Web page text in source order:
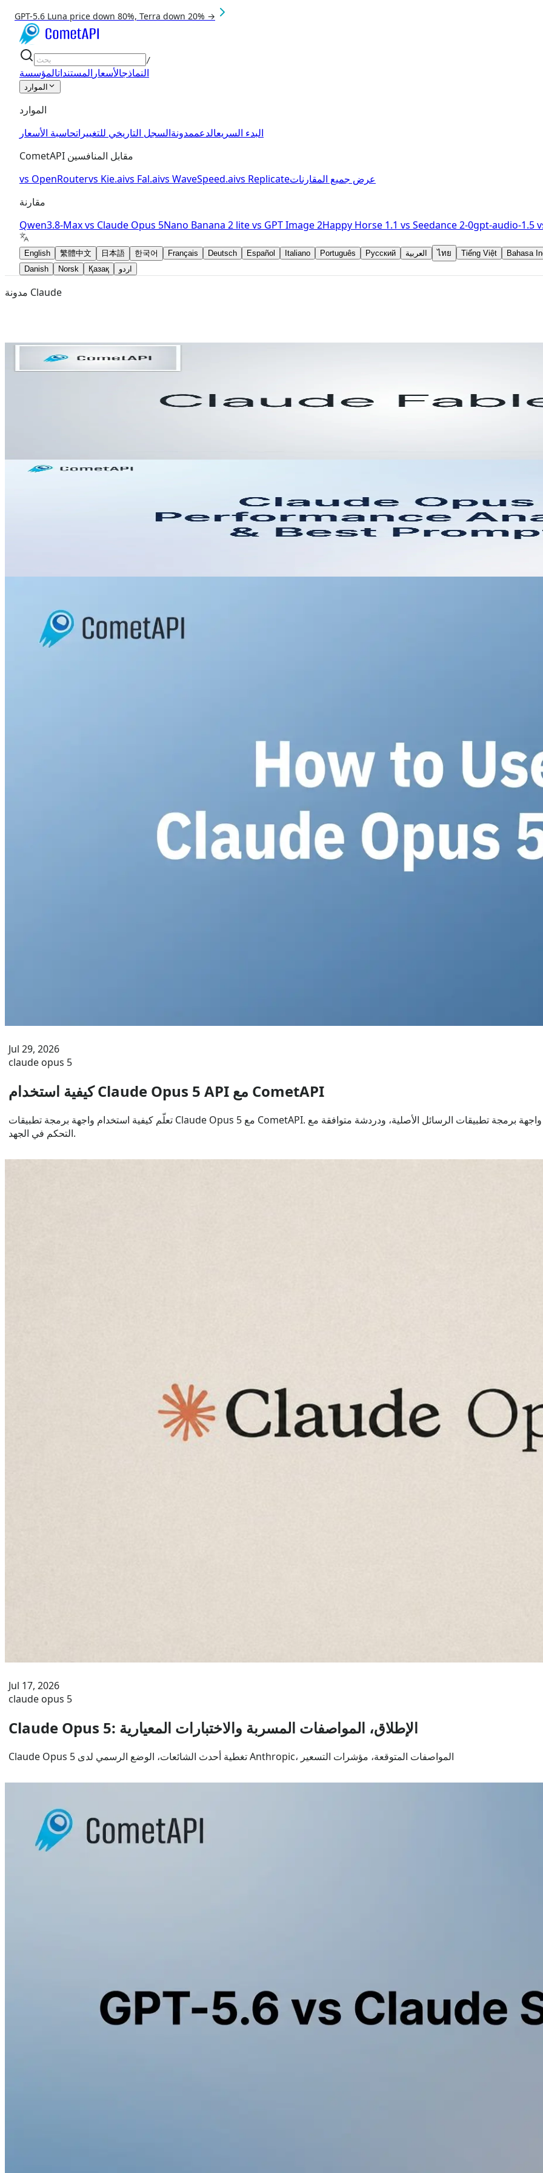
GPT-5.6 Luna price down 80%, Terra down 20% →
/
النماذجالأسعار المستنداتالمؤسسة
الموارد
الموارد
البدء السريعالدعممدونةالسجل التاريخي للتغييراتحاسبة الأسعار
CometAPI مقابل المنافسين
vs OpenRoutervs Kie.aivs Fal.aivs WaveSpeed.aivs Replicateعرض جميع المقارنات
مقارنة
Qwen3.8-Maxvs Claude Opus 5Nano Banana 2 litevs GPT Image 2Happy Horse 1.1 vs Seedance 2-0gpt-audio-1.5
English 繁體中文 日本語 한국어 Français Deutsch Español Italiano Português Русский العربية ไทย Tiếng Việt
Bahasa
Danish
Norsk Қазақ اردو
مدونة Claude
Aug 3, 2026
claude fable 5.1
ما هو Claude Fable 5.1: ما الذي تم تأكيده
تحليل أداء Claude Opus 5 وأفضل المطالبات: الدليل الكامل لعام 2026
Jul 29, 2026
claude opus 5
كيفية استخدام Claude Opus 5 API مع CometAPI
تعلّم كيفية استخدام واجهة برمجة تطبيقات Claude Opus 5 مع CometAPI. يتضمن ذلك واجهة برمجة تطبيقات الرسائل الأصلية، ودردشة متوافقة مع OpenAI، وأمثلة برمجية، والبث المتدفق، وعناصر
التحكم في الجهد.
Jul 17, 2026
claude opus 5
Claude Opus 5: الإطلاق، المواصفات المسربة والاختبارات المعيارية
Claude Opus 5 تغطية أحدث الشائعات، الوضع الرسمي لدى Anthropic، المواصفات المتوقعة، مؤشرات التسعير